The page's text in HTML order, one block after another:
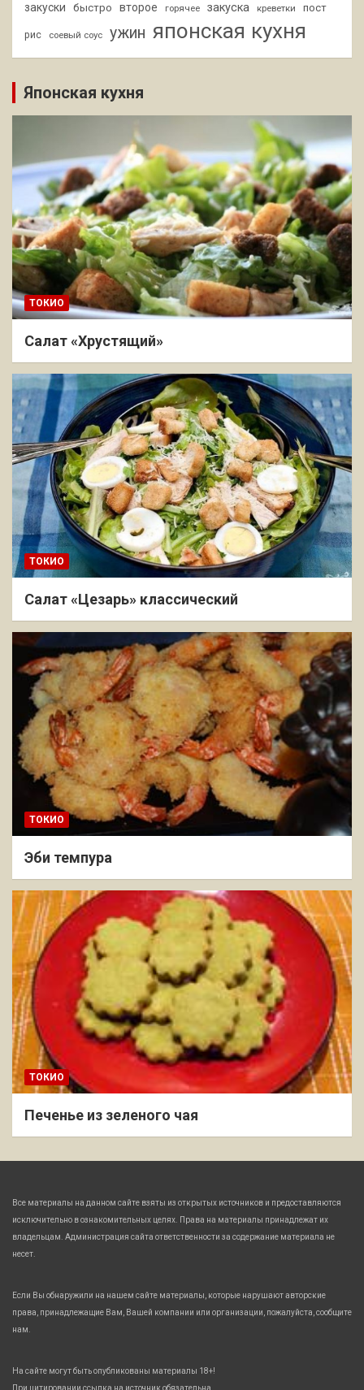
закуски
быстро второе горячее закуска креветки пост
рис соевый соус ужин японская кухня
Японская кухня
ТОКИО
Салат «Хрустящий»
ТОКИО
Салат «Цезарь» классический
ТОКИО
Эби темпура
ТОКИО
Печенье из зеленого чая
Все материалы на данном сайте взяты из открытых источников и предоставляются
исключительно в ознакомительных целях. Права на материалы принадлежат их
владельцам. Администрация сайта ответственности за содержание материала не
несет.
Если Вы обнаружили на нашем сайте материалы, которые нарушают авторские
права, принадлежащие Вам, Вашей компании или организации, пожалуйста, сообщите
нам.
На сайте могут быть опубликованы материалы 18+!